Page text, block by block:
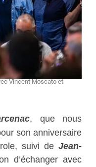
Vincent Moscato et
, que nous
son anniversaire
suivi deJean-
d’échanger avec